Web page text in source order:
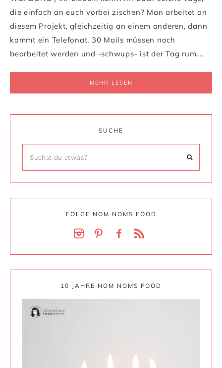
die einfach an euch vorbei zischen? Man arbeitet an
diesem Projekt, gleichzeitig an einem anderen, dann
kommt ein Telefonat, 30 Mails müssen noch
bearbeitet werden und -schwups- ist der Tag rum….
MEHR LESEN
SUCHE
FOLGE NOM NOMS FOOD
10 JAHRE NOM NOMS FOOD